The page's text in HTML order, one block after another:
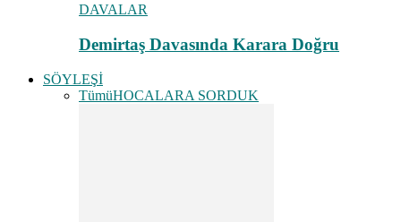
DAVALAR
Demirtaş Davasında Karara Doğru
SÖYLEŞİ
TümüHOCALARA SORDUK